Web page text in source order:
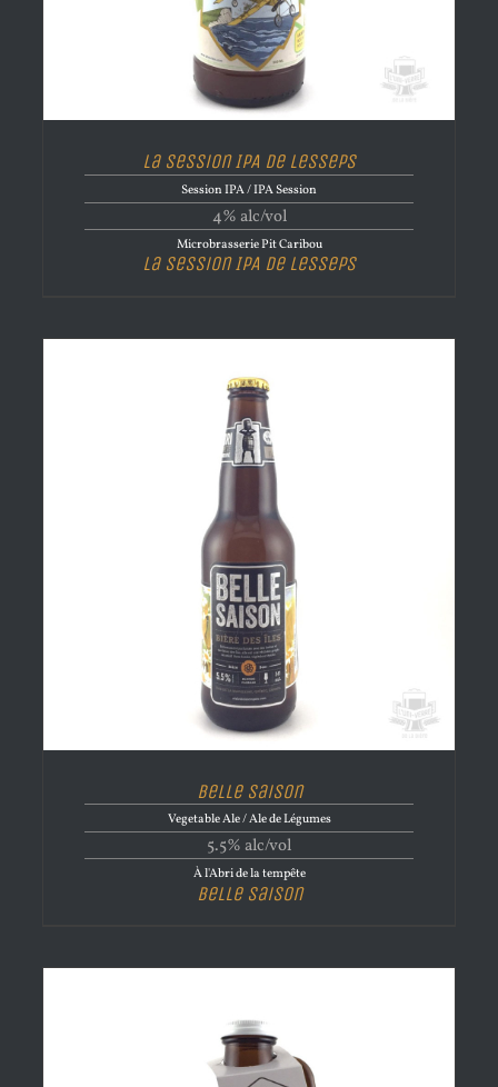
La Session IPA de Lesseps
Session IPA / IPA Session
4% alc/vol
Microbrasserie Pit Caribou
La Session IPA de Lesseps
Belle Saison
Vegetable Ale / Ale de Légumes
5.5% alc/vol
À l'Abri de la tempête
Belle Saison